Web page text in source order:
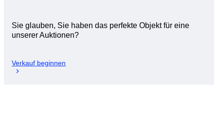
Sie glauben, Sie haben das perfekte Objekt für eine
unserer Auktionen?
Verkauf beginnen